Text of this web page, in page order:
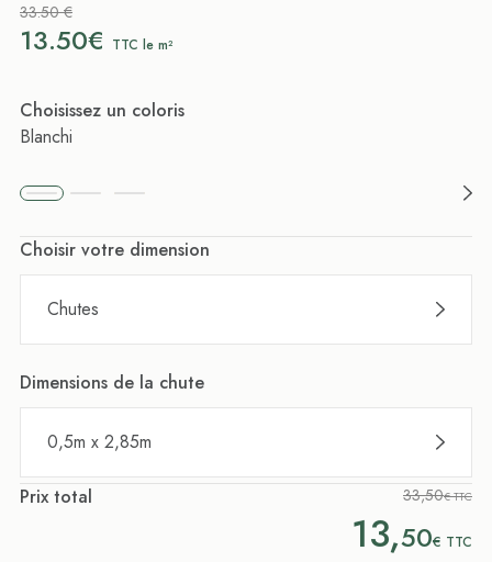
33.50 €
13.50€ TTC le m²
Choisissez un coloris
Blanchi
Choisir votre dimension
Chutes
Dimensions de la chute
0,5m x 2,85m
Prix total 33,50€ TTC
13,50€ TTC